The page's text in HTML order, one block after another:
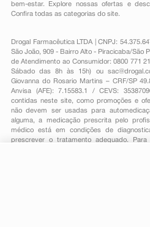
bem-estar. Explore nossas ofertas e
Confira todas as categorias do site.
Drogal Farmacêutica LTDA | CNPJ:
São João, 909 - Bairro Alto - Piracicaba/São
de Atendimento ao Consumidor: 0800 771
Sábado das 8h às 15h) ou
Giovanna do Rosario Martins – CRF/SP
Anvisa (AFE): 7.15583.1 / CEVS:
contidas neste site, como promoções e
não devem ser usadas para
alguma, a medicação prescrita pelo
médico está em condições de
prescrever o tratamento adequado.